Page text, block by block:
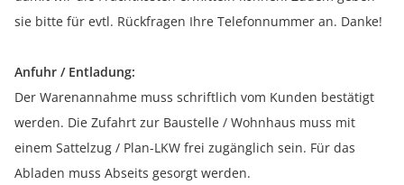
sie bitte für evtl. Rückfragen Ihre Telefonnummer an. Danke!
Anfuhr / Entladung:
Der Warenannahme muss schriftlich vom Kunden bestätigt
werden. Die Zufahrt zur Baustelle / Wohnhaus muss mit
einem Sattelzug / Plan-LKW frei zugänglich sein. Für das
Abladen muss Abseits gesorgt werden.